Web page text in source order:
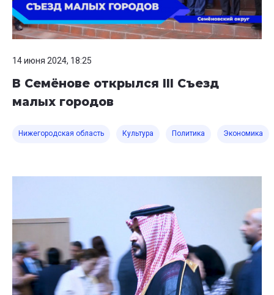
14 июня 2024, 18:25
В Семёнове открылся III Съезд
малых городов
Нижегородская область Культура Политика Экономика